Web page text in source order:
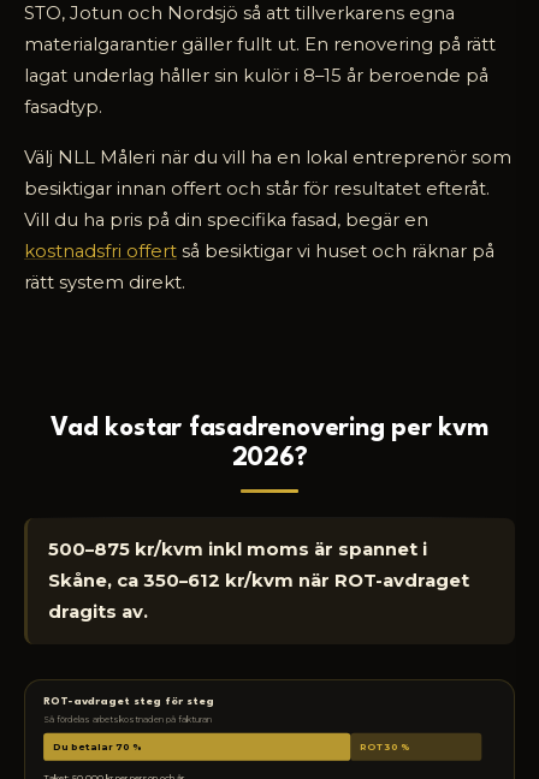
STO, Jotun och Nordsjö så att tillverkarens egna
materialgarantier gäller fullt ut. En renovering på rätt
lagat underlag håller sin kulör i 8–15 år beroende på
fasadtyp.
Välj NLL Måleri när du vill ha en lokal entreprenör som
besiktigar innan offert och står för resultatet efteråt.
Vill du ha pris på din specifika fasad, begär en
kostnadsfri offert så besiktigar vi huset och räknar på
rätt system direkt.
Vad kostar fasadrenovering per kvm
2026?
500–875 kr/kvm inkl moms är spannet i
Skåne, ca 350–612 kr/kvm när ROT-avdraget
dragits av.
ROT-avdraget steg för steg
Så fördelas arbetskostnaden på fakturan
Du betalar 70 % ROT 30 %